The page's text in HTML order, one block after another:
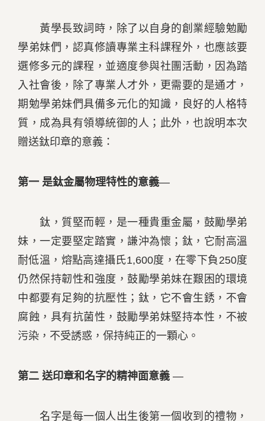
黃學長致詞時，除了以自身的創業經驗勉勵
學弟妹們，認真修讀專業主科課程外，也應該要
選修多元的課程，並適度參與社團活動，因為踏
入社會後，除了專業人才外，更需要的是通才，
期勉學弟妹們具備多元化的知識，良好的人格特
質，成為具有領導統御的人；此外，也說明本次
贈送鈦印章的意義：
第一 是鈦金屬物理特性的意義—
鈦，質堅而輕，是一種貴重金屬，鼓勵學弟
妹，一定要堅定踏實，謙沖為懷；鈦，它耐高溫
耐低溫，熔點高達攝氏1,600度，在零下負250度
仍然保持韌性和強度，鼓勵學弟妹在艱困的環境
中都要有足夠的抗壓性；鈦，它不會生銹，不會
腐蝕，具有抗菌性，鼓勵學弟妹堅持本性，不被
污染，不受誘惑，保持純正的一顆心。
第二 送印章和名字的精神面意義 —
名字是每一個人出生後第一個收到的禮物，